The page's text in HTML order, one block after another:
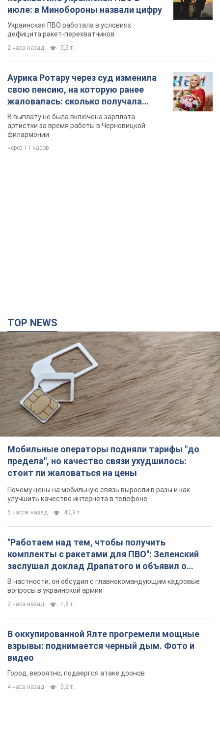
июле: в Минобороны назвали цифру
Украинская ПВО работала в условиях
дефицита ракет-перехватчиков
2 часа назад 5,5 т.
Аурика Ротару через суд изменила
свою пенсию, на которую ранее
жаловалась: сколько получала
певица
В выплату не была включена зарплата
артистки за время работы в Черновицкой
филармонии
через 11 часов
TOP NEWS
Мобильные операторы подняли тарифы "до
предела", но качество связи ухудшилось:
стоит ли жаловаться на цены
Почему цены на мобильную связь выросли в разы и как
улучшить качество интернета в телефоне
5 часов назад 40,9 т.
"Работаем над тем, чтобы получить
комплекты с ракетами для ПВО": Зеленский
заслушал доклад Драпатого и объявил о
новых мерах
В частности, он обсудил с главнокомандующим кадровые
вопросы в украинской армии
2 часа назад 1,8 т.
В оккупированной Ялте прогремели мощные
взрывы: поднимается черный дым. Фото и
видео
Город, вероятно, подвергся атаке дронов
4 часа назад 5,2 т.